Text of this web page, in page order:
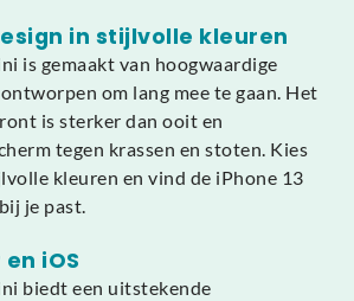
in stijlvolle kleuren
is gemaakt van hoogwaardige
om lang mee te gaan. Het
is sterker dan ooit en
tegen krassen en stoten. Kies
kleuren en vind de iPhone 13
je past.
iOS
biedt een uitstekende